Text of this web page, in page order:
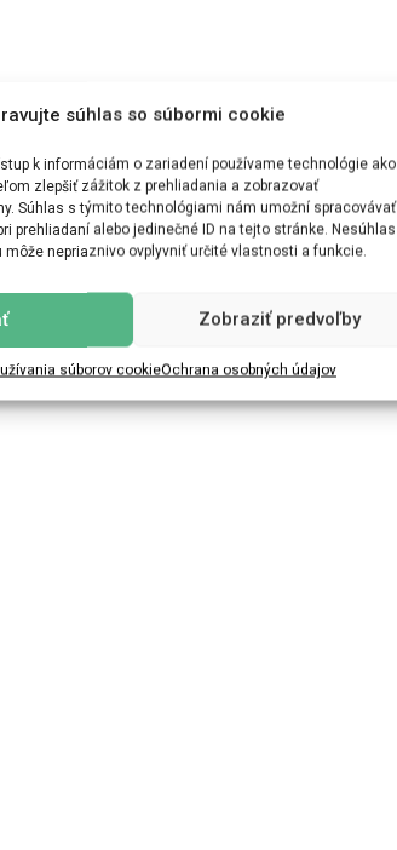
súhlas so súbormi cookie
k informáciám o zariadení používame technológie ako
zlepšiť zážitok z prehliadania a zobrazovať
Súhlas s týmito technológiami nám umožní spracovávať
prehliadaní alebo jedinečné ID na tejto stránke. Nesúhlas
môže nepriaznivo ovplyvniť určité vlastnosti a funkcie.
Zobraziť predvoľby
súborov cookieOchrana osobných údajov
– 10 ks